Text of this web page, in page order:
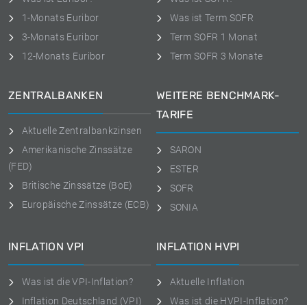
1-Monats Euribor
3-Monats Euribor
12-Monats Euribor
Was ist Term SOFR
Term SOFR 1 Monat
Term SOFR 3 Monate
ZENTRALBANKEN
Aktuelle Zentralbankzinsen
Amerikanische Zinssätze
(FED)
Britische Zinssätze (BoE)
Europäische Zinssätze (ECB)
WEITERE BENCHMARK-
TARIFE
SARON
ESTER
SOFR
SONIA
INFLATION VPI
Was ist die VPI-Inflation?
Inflation Deutschland (VPI)
INFLATION HVPI
Aktuelle Inflation
Was ist die HVPI-Inflation?